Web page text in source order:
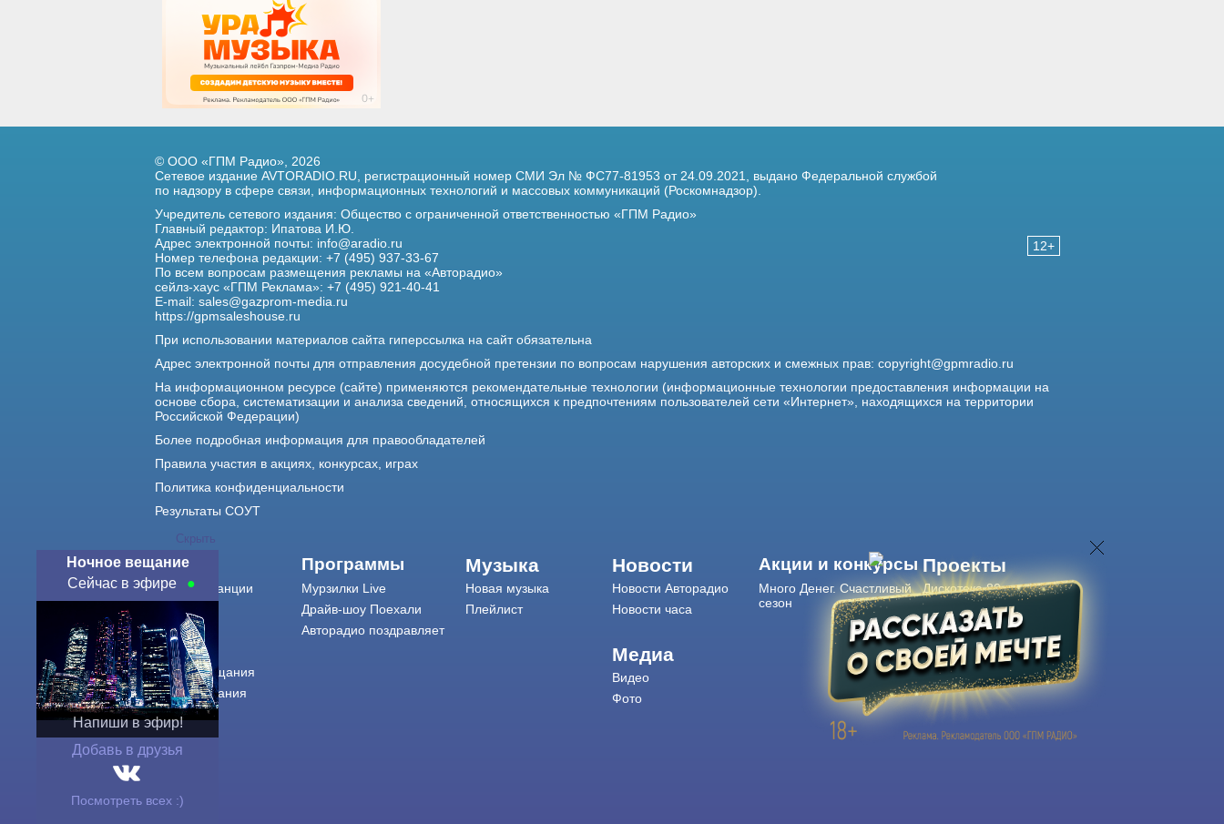
Скрыть
Ночное вещание
Сейчас в эфире
Напиши в эфир!
Добавь в друзья
Посмотреть всех :)
12+
© ООО «ГПМ Радио», 2026
Сетевое издание AVTORADIO.RU, регистрационный номер СМИ Эл № ФС77-81953 от 24.09.2021, выдано Федеральной службой
по надзору в сфере связи, информационных технологий и массовых коммуникаций (Роскомнадзор).
Учредитель сетевого издания: Общество с ограниченной ответственностью «ГПМ Радио»
Главный редактор: Ипатова И.Ю.
Адрес электронной почты: info@aradio.ru
Номер телефона редакции: +7 (495) 937-33-67
По всем вопросам размещения рекламы на «Авторадио»
сейлз-хаус «ГПМ Реклама»: +7 (495) 921-40-41
E-mail: sales@gazprom-media.ru
https://gpmsaleshouse.ru
При использовании материалов сайта гиперссылка на сайт обязательна
Адрес электронной почты для отправления досудебной претензии по вопросам нарушения авторских и смежных прав: copyright@gpmradio.ru
На информационном ресурсе (сайте) применяются рекомендательные технологии (информационные технологии предоставления информации на
основе сбора, систематизации и анализа сведений, относящихся к предпочтениям пользователей сети «Интернет», находящихся на территории
Российской Федерации)
Более подробная информация для правообладателей
Правила участия в акциях, конкурсах, играх
Политика конфиденциальности
Результаты СОУТ
О нас
О радиостанции
Команда
Контакты
Реклама
Города вещания
Сетка вещания
История
Оферта
Программы
Мурзилки Live
Драйв-шоу Поехали
Авторадио поздравляет
Музыка
Новая музыка
Плейлист
Новости
Новости Авторадио
Новости часа
Медиа
Видео
Фото
Акции и конкурсы
Много Денег. Счастливый
сезон
Проекты
Дискотека 80-х
Живые концерты
Журнал Авторадио
Авторадиов смартфоне